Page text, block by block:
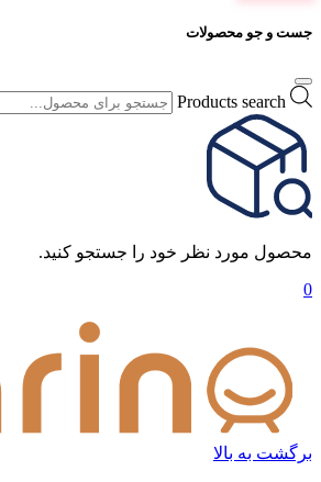
جست و جو محصولات
Products search
محصول مورد نظر خود را جستجو کنید.
0
برگشت به بالا